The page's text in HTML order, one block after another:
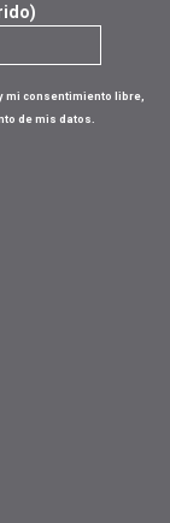
mi consentimiento libre,
de mis datos.